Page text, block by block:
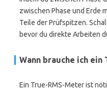
zwischen Phase und Erde
Teile der Prüfspitzen.
bevor du direkte Arbeiten
Wann brauche ich
Ein True-RMS-Meter ist